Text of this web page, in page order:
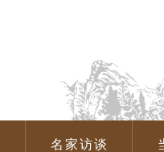
名家访谈